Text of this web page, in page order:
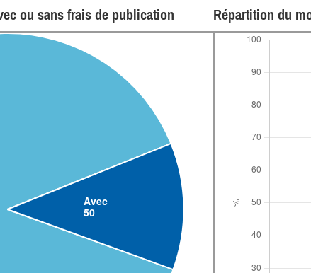
ou sans frais de publication Répartition du